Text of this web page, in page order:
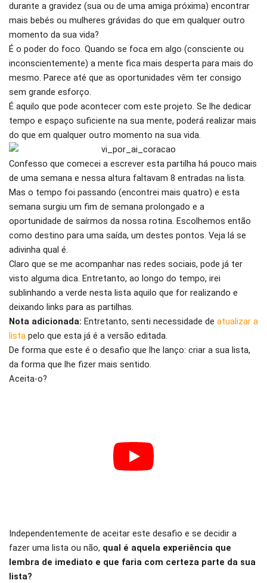
durante a gravidez (sua ou de uma amiga próxima) encontrar
mais bebés ou mulheres grávidas do que em qualquer outro
momento da sua vida?
É o poder do foco. Quando se foca em algo (consciente ou
inconscientemente) a mente fica mais desperta para mais do
mesmo. Parece até que as oportunidades vêm ter consigo
sem grande esforço.
É aquilo que pode acontecer com este projeto. Se lhe dedicar
tempo e espaço suficiente na sua mente, poderá realizar mais
do que em qualquer outro momento na sua vida.
Confesso que comecei a escrever esta partilha há pouco mais
de uma semana e nessa altura faltavam 8 entradas na lista.
Mas o tempo foi passando (encontrei mais quatro) e esta
semana surgiu um fim de semana prolongado e a
oportunidade de saírmos da nossa rotina. Escolhemos então
como destino para uma saída, um destes pontos. Veja lá se
adivinha qual é.
Claro que se me acompanhar nas redes sociais, pode já ter
visto alguma dica. Entretanto, ao longo do tempo, irei
sublinhando a verde nesta lista aquilo que for realizando e
deixando links para as partilhas.
Nota adicionada: Entretanto, senti necessidade de atualizar a
lista pelo que esta já é a versão editada.
De forma que este é o desafio que lhe lanço: criar a sua lista,
da forma que lhe fizer mais sentido.
Aceita-o?
Independentemente de aceitar este desafio e se decidir a
fazer uma lista ou não, qual é aquela experiência que
lembra de imediato e que faria com certeza parte da sua
lista?